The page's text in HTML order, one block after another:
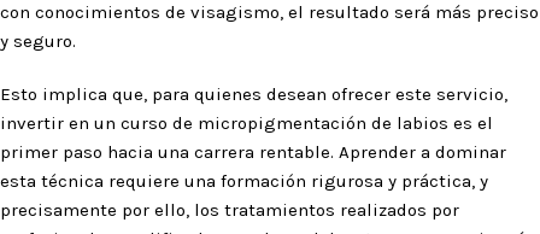
con conocimientos de visagismo, el resultado será más preciso
y seguro.
Esto implica que, para quienes desean ofrecer este servicio,
invertir en un curso de micropigmentación de labios es el
primer paso hacia una carrera rentable. Aprender a dominar
esta técnica requiere una formación rigurosa y práctica, y
precisamente por ello, los tratamientos realizados por